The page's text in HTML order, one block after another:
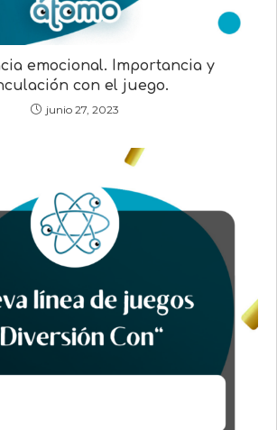
emocional. Importancia y
con el juego.
junio 27, 2023